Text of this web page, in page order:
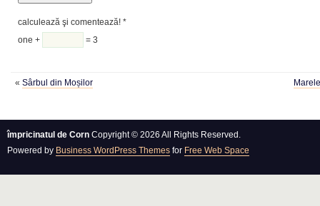
calculează şi comentează! *
one +
= 3
«Sârbul din Moșilor
împricinatul de Corn Copyright © 2026 All Rights Reserved.
Powered by Business WordPress Themes for Free Web Space